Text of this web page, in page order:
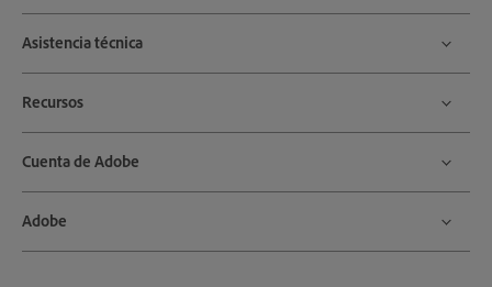
Asistencia técnica
Recursos
Cuenta de Adobe
Adobe